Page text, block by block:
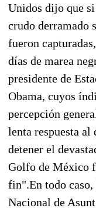
Unidos dijo que
crudo derramado
fueron
días de marea
presidente de
Obama, cuyos
percepción
lenta respuesta
detener el
Golfo de México
fin".En todo
Nacional de